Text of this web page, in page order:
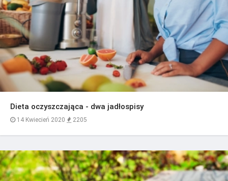
Dieta oczyszczająca - dwa jadłospisy
14 Kwiecień 2020 2205